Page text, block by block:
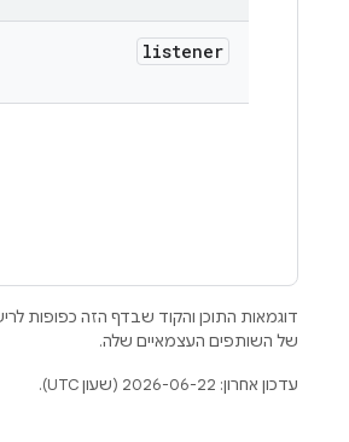
listener
דוגמאות התוכן והקוד שבדף הזה כפופות
של השותפים העצמאיים שלה.
עדכון אחרון: 2026-06-22 (שעון UTC).